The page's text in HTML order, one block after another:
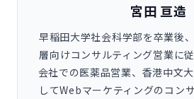
宮田 亘造
早稲田大学社会科学部を卒業後
層向けコンサルティング営業に
会社での医薬品営業、香港中文
してWebマーケティングのコン